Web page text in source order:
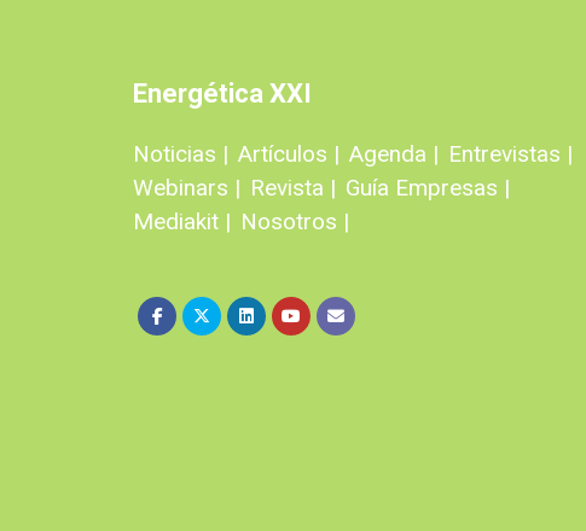
Energética XXI
Noticias | Artículos | Agenda | Entrevistas |
Webinars | Revista | Guía Empresas |
Mediakit | Nosotros |